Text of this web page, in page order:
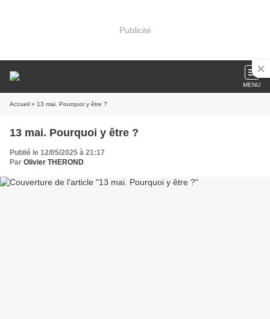
Publicité
MENU
Accueil » 13 mai. Pourquoi y être ?
13 mai. Pourquoi y être ?
Publié le 12/05/2025 à 21:17
Par Olivier THEROND